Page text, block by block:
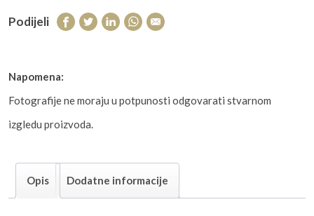
Podijeli
Napomena:
Fotografije ne moraju u potpunosti odgovarati stvarnom
izgledu proizvoda.
Opis Dodatne informacije